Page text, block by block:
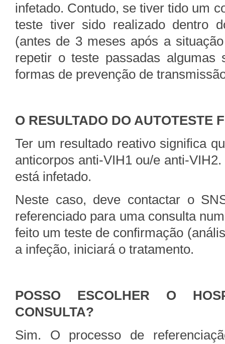
infetado. Contudo, se tiver tido um
teste tiver sido realizado dentro
(antes de 3 meses após a
repetir o teste passadas algumas
formas de prevenção de
O RESULTADO DO AUTOTESTE
Ter um resultado reativo significa
anticorpos anti-VIH1 ou/e anti-
está infetado.
Neste caso, deve contactar o
referenciado para uma consulta
feito um teste de confirmação
a infeção, iniciará o tratamento.
POSSO ESCOLHER O
CONSULTA?
Sim. O processo de